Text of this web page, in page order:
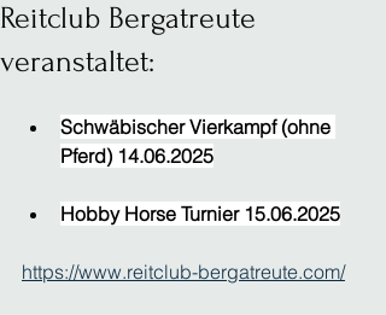
Reitclub Bergatreute
veranstaltet:
Schwäbischer Vierkampf (ohne
Pferd) 14.06.2025
Hobby Horse Turnier 15.06.2025
https://www.reitclub-bergatreute.com/